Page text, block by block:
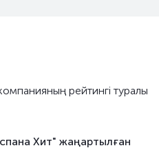
негізгі
рейтингі туралы
Хит" жаңартылған